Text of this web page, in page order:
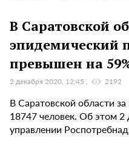
В Саратовской
эпидемический
превышен на
2 декабря 2020, 12:45 2192
В Саратовской области
18747 человек. Об этом
управлении